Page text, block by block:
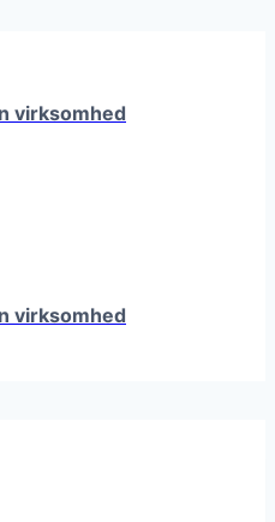
virksomhed
virksomhed